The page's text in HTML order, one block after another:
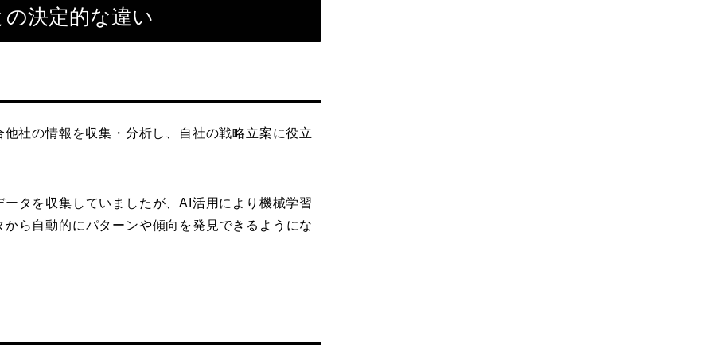
決定的な違い
社の情報を収集・分析し、自社の戦略立案に役立
タを収集していましたが、AI活用により機械学習
ら自動的にパターンや傾向を発見できるようにな